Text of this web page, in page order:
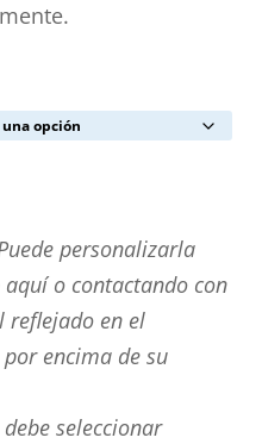
personalizarla
o contactando con
reflejado en el
encima de su
seleccionar